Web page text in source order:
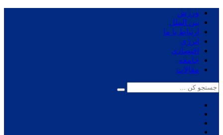
ورزش
بین الملل
ارتباط با ما
انرژی
اقتصادی
جامعه
مقالات